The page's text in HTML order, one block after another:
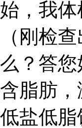
始，我
（刚检
么？答
含脂肪
低盐低